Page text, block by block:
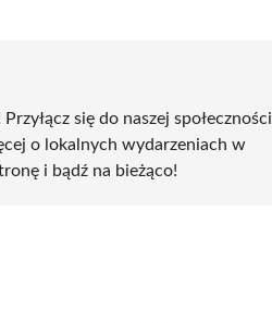
się do naszej społeczności
o lokalnych wydarzeniach w
i bądź na bieżąco!